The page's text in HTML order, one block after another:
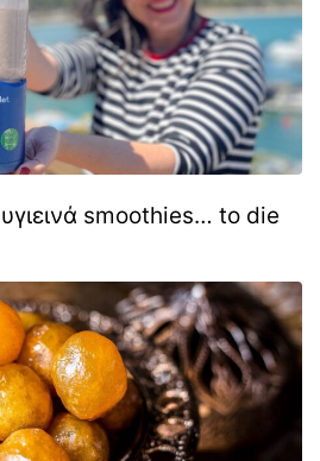
smoothies… to die